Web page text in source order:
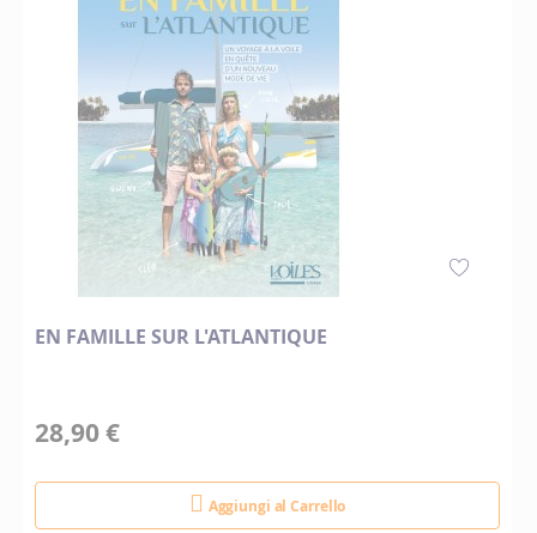
EN FAMILLE SUR L'ATLANTIQUE
28,90 €
Aggiungi al Carrello